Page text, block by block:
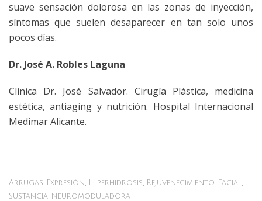
suave sensación dolorosa en las zonas de inyección,
síntomas que suelen desaparecer en tan solo unos
pocos días.
Dr. José A. Robles Laguna
Clínica Dr. José Salvador. Cirugía Plástica, medicina
estética, antiaging y nutrición. Hospital Internacional
Medimar Alicante.
Arrugas Expresión , Hiperhidrosis, Rejuvenecimiento Facial,
Sustancia Neuromoduladora